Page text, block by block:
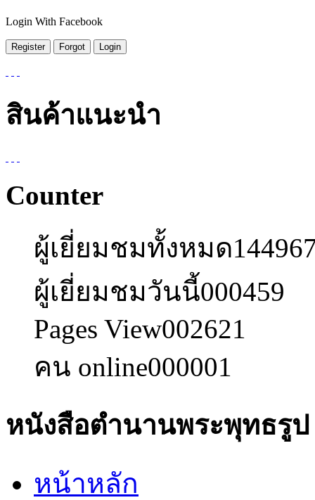
Login With Facebook
สินค้าแนะนำ
Counter
ผู้เยี่ยมชมทั้งหมด
ผู้เยี่ยมชมวันนี้000459
Pages View002621
คน online000001
หนังสือตำนานพระพุทธรูป
หน้าหลัก